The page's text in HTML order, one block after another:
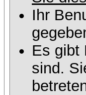
Ihr
Es gibt
sind.